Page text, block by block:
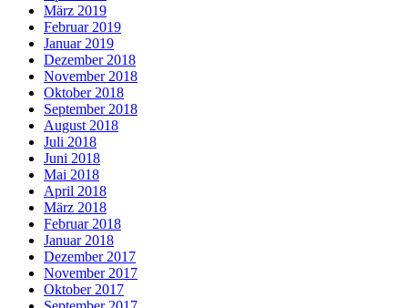
März 2019
Februar 2019
Januar 2019
Dezember 2018
November 2018
Oktober 2018
September 2018
August 2018
Juli 2018
Juni 2018
Mai 2018
April 2018
März 2018
Februar 2018
Januar 2018
Dezember 2017
November 2017
Oktober 2017